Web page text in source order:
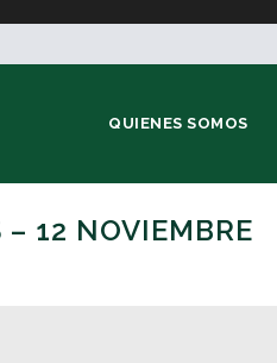
QUIENES SOMOS
12 NOVIEMBRE